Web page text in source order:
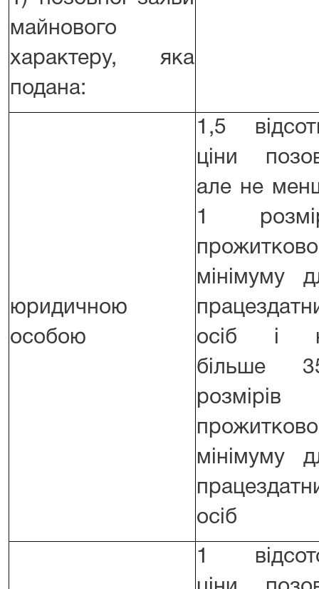
майнового
характеру, яка
подана:
юридичною
особою
1,5
ціни
але не
1
мінімуму
осіб і
більше
розмірів
мінімуму
осіб
1